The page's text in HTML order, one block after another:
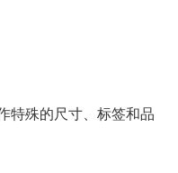
特殊的尺寸、标签和品